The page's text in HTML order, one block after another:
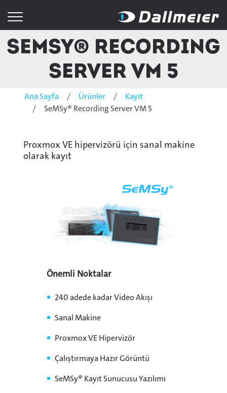
SeMSy® Recording
Server VM 5
Ana Sayfa Ürünler
Kayıt
SeMSy® Recording Server VM 5
Proxmox VE hipervizörü için sanal makine
olarak kayıt
Önemli Noktalar
240 adede kadar Video Akışı
Sanal Makine
Proxmox VE Hipervizör
Çalıştırmaya Hazır Görüntü
SeMSy® Kayıt Sunucusu Yazılımı